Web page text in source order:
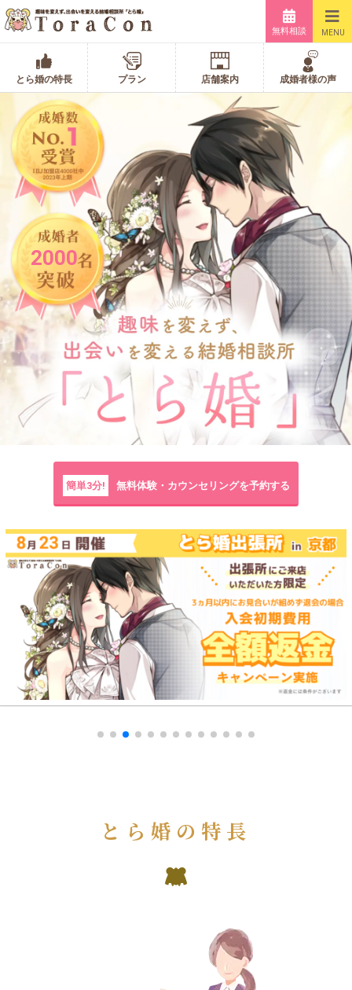
無料相談 MENU
とら婚の特長 プラン 店舗案内 成婚者様の声
2000
簡単3分! 無料体験・カウンセリングを予約する
とら婚の特長